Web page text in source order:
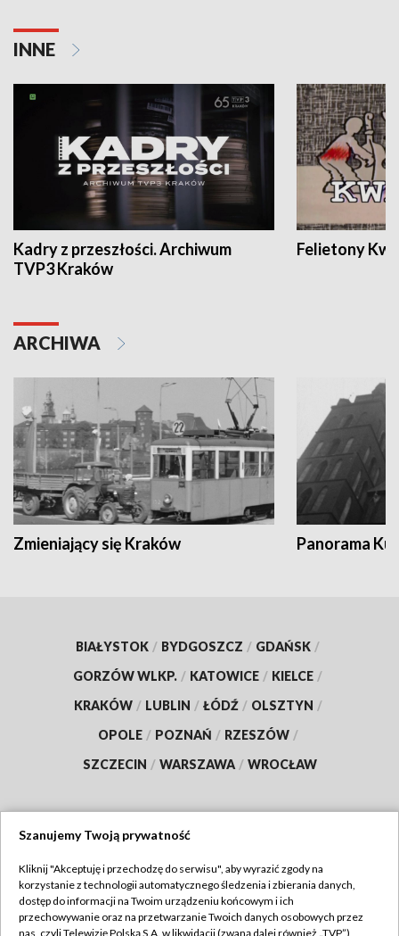
INNE
Kadry z przeszłości. Archiwum
TVP3 Kraków
Felietony
ARCHIWA
Zmieniający się Kraków Panorama
BIAŁYSTOK / BYDGOSZCZ / GDAŃSK /
GORZÓW WLKP. / KATOWICE / KIELCE /
KRAKÓW / LUBLIN / ŁÓDŹ / OLSZTYN /
OPOLE / POZNAŃ / RZESZÓW /
SZCZECIN / WARSZAWA / WROCŁAW
TVP
Abonament TVP
Regulamin TVP
Szanujemy Twoją prywatność
Kliknij "Akceptuję i przechodzę do serwisu", aby wyrazić zgody na
korzystanie z technologii automatycznego śledzenia i zbierania danych,
dostęp do informacji na Twoim urządzeniu końcowym i ich
przechowywanie oraz na przetwarzanie Twoich danych osobowych przez
nas, czyli Telewizję Polską S.A. w likwidacji (zwaną dalej również „TVP”),